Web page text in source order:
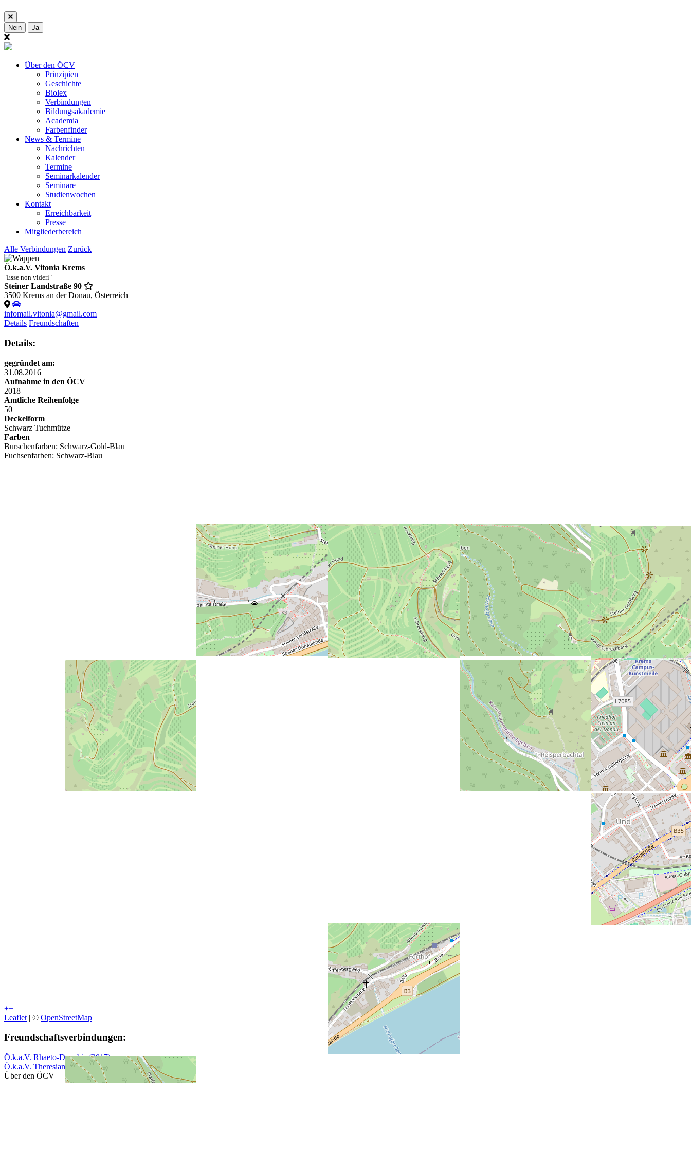
Nein Ja
Über den ÖCV
Prinzipien
Geschichte
Biolex
Verbindungen
Bildungsakademie
Academia
Farbenfinder
News & Termine
Nachrichten
Kalender
Termine
Seminarkalender
Seminare
Studienwochen
Kontakt
Erreichbarkeit
Presse
Mitgliederbereich
Alle Verbindungen Zurück
Ö.k.a.V. Vitonia Krems
"Esse non videri"
Steiner Landstraße 90
3500 Krems an der Donau, Österreich
infomail.vitonia@gmail.com
Details Freundschaften
Details:
gegründet am:
31.08.2016
Aufnahme in den ÖCV
2018
Amtliche Reihenfolge
50
Deckelform
Schwarz Tuchmütze
Farben
Burschenfarben: Schwarz-Gold-Blau
Fuchsenfarben: Schwarz-Blau
+−
Leaflet | © OpenStreetMap
Freundschaftsverbindungen:
Ö.k.a.V. Rhaeto-Danubia (2017)
Ö.k.a.V. Theresiana (2018)
Über den ÖCV